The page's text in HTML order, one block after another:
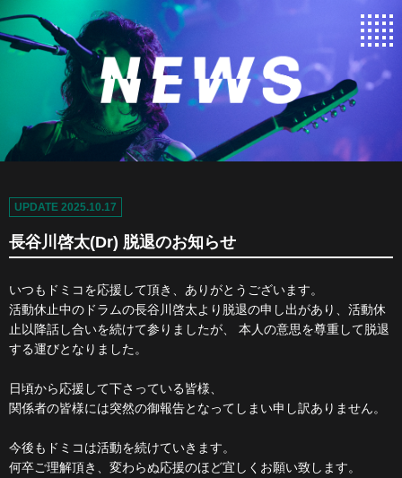
UPDATE 2025.10.17
長谷川啓太(Dr) 脱退のお知らせ
いつもドミコを応援して頂き、ありがとうございます。
活動休止中のドラムの長谷川啓太より脱退の申し出があり、活動休
止以降話し合いを続けて参りましたが、
本人の意思を尊重して脱退
する運びとなりました。
日頃から応援して下さっている皆様、
関係者の皆様には突然の御報告となってしまい申し訳ありません。
今後もドミコは活動を続けていきます。
何卒ご理解頂き、変わらぬ応援のほど宜しくお願い致します。